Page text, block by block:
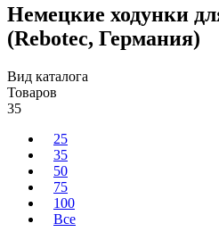
Немецкие ходунки
(Rebotec, Германия)
Вид каталога
Товаров
35
25
35
50
75
100
Все